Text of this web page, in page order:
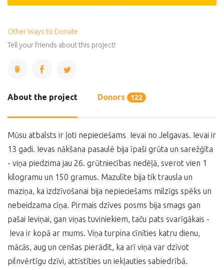
Other Ways to Donate
Tell your friends about this project!
About the project Donors 122
Mūsu atbalsts ir ļoti nepieciešams Ievai no Jelgavas. Ievai ir
13 gadi. Ievas nākšana pasaulē bija īpaši grūta un sarežģīta
- viņa piedzima jau 26. grūtniecības nedēļā, sverot vien 1
kilogramu un 150 gramus. Mazulīte bija tik trausla un
maziņa, ka izdzīvošanai bija nepieciešams milzīgs spēks un
nebeidzama cīņa. Pirmais dzīves posms bija smags gan
pašai Ieviņai, gan viņas tuviniekiem, taču pats svarīgākais -
Ieva ir kopā ar mums. Viņa turpina cīnīties katru dienu,
mācās, aug un cenšas pierādīt, ka arī viņa var dzīvot
pilnvērtīgu dzīvi, attīstīties un iekļauties sabiedrībā.